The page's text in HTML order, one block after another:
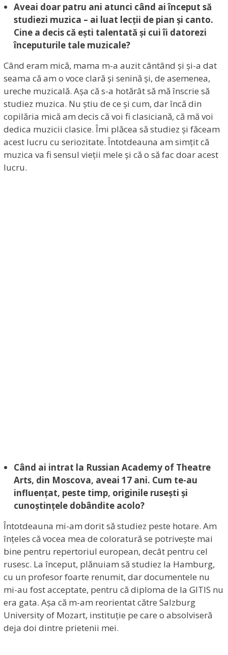
Aveai doar patru ani atunci când ai început să
studiezi muzica – ai luat lecții de pian și canto.
Cine a decis că ești talentată și cui îi datorezi
începuturile tale muzicale?
Când eram mică, mama m-a auzit cântând și și-a dat
seama că am o voce clară și senină și, de asemenea,
ureche muzicală. Așa că s-a hotărât să mă înscrie să
studiez muzica. Nu știu de ce și cum, dar încă din
copilăria mică am decis că voi fi clasiciană, că mă voi
dedica muzicii clasice. Îmi plăcea să studiez și făceam
acest lucru cu seriozitate. Întotdeauna am simțit că
muzica va fi sensul vieții mele și că o să fac doar acest
lucru.
Când ai intrat la Russian Academy of Theatre
Arts, din Moscova, aveai 17 ani. Cum te-au
influențat, peste timp, originile rusești și
cunoștințele dobândite acolo?
Întotdeauna mi-am dorit să studiez peste hotare. Am
înțeles că vocea mea de coloratură se potrivește mai
bine pentru repertoriul european, decât pentru cel
rusesc. La început, plănuiam să studiez la Hamburg,
cu un profesor foarte renumit, dar documentele nu
mi-au fost acceptate, pentru că diploma de la GITIS nu
era gata. Așa că m-am reorientat către Salzburg
University of Mozart, instituție pe care o absolviseră
deja doi dintre prietenii mei.